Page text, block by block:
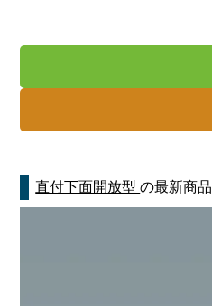
直付下面開放型の最新商品